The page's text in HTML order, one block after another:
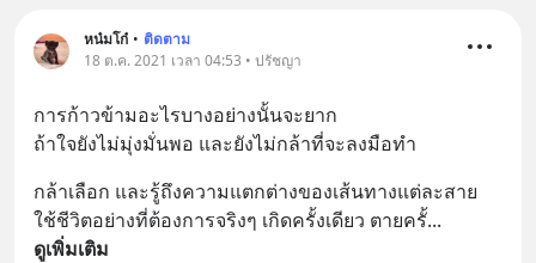
หน๋มโก๋ • ติดตาม
18 ต.ค. 2021 เวลา 04:53 • ปรัชญา
การก้าวข้ามอะไรบางอย่างนั้นจะยาก
ถ้าใจยังไม่มุ่งมั่นพอ และยังไม่กล้าที่จะลงมือทำ
กล้าเลือก และรู้ถึงความแตกต่างของเส้นทางแต่ละสาย
ใช้ชีวิตอย่างที่ต้องการจริงๆ เกิดครั้งเดียว ตายครั้...
ดูเพิ่มเติม